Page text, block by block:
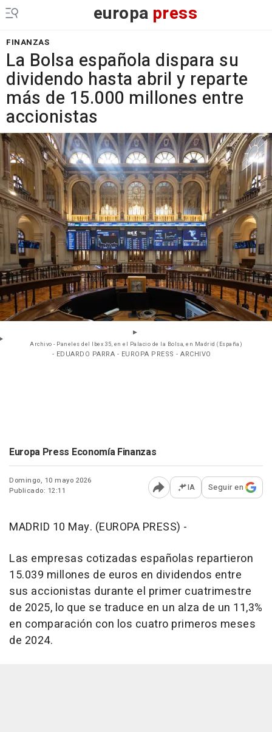
europa press
FINANZAS
La Bolsa española dispara su
dividendo hasta abril y reparte
más de 15.000 millones entre
accionistas
Archivo - Paneles del Ibex 35, en el Palacio de la Bolsa, en Madrid (España)
- EDUARDO PARRA - EUROPA PRESS - ARCHIVO
Europa Press Economía Finanzas
Domingo, 10 mayo 2026
Publicado: 12:11
Abrir opciones para
IA Seguir en
MADRID 10 May. (EUROPA PRESS) -
Las empresas cotizadas españolas repartieron
15.039 millones de euros en dividendos entre
sus accionistas durante el primer cuatrimestre
de 2025, lo que se traduce en un alza de un 11,3%
en comparación con los cuatro primeros meses
de 2024.